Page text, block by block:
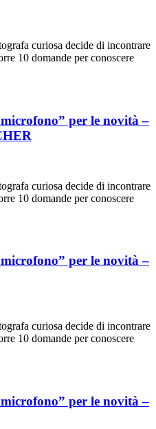
curiosa decide di incontrare
10 domande per conoscere
per le novità –
curiosa decide di incontrare
10 domande per conoscere
per le novità –
curiosa decide di incontrare
10 domande per conoscere
per le novità –